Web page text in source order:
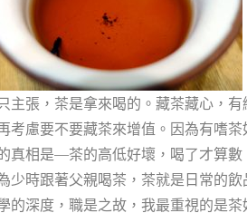
主張，茶是拿來喝的。藏茶藏心，
考慮要不要藏茶來增值。因為有嗜
真相是—茶的高低好壞，喝了才算數
少時跟著父親喝茶，茶就是日常的
的深度，職是之故，我最重視的是